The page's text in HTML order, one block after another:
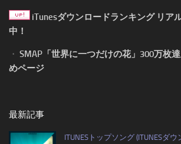
iTunesダウンロードランキング リア
中！
・ SMAP「世界に一つだけの花」300万枚
めページ
最新記事
ITUNESトップソング (ITUNESダ